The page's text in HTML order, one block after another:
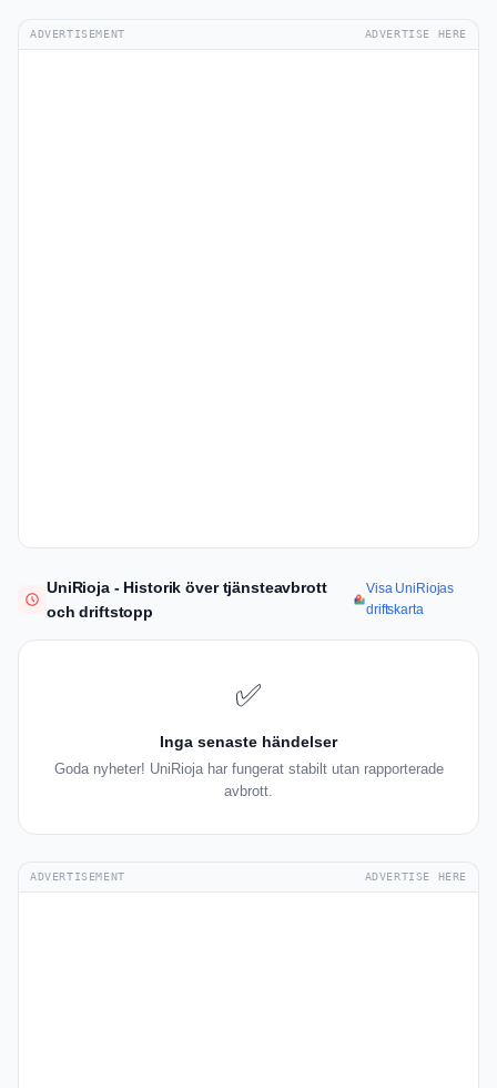
ADVERTISEMENT ADVERTISE HERE
UniRioja - Historik över tjänsteavbrott
och driftstopp
Visa UniRiojas
driftskarta
✅
Inga senaste händelser
Goda nyheter! UniRioja har fungerat stabilt utan rapporterade
avbrott.
ADVERTISEMENT ADVERTISE HERE